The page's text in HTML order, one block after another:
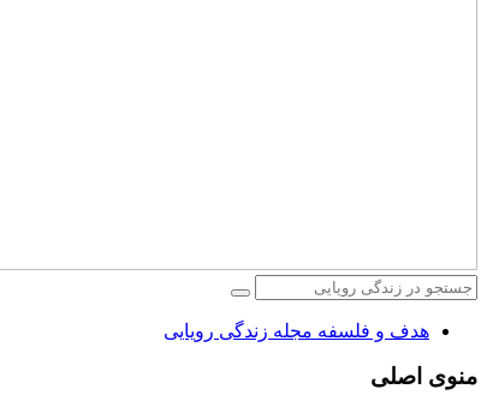
هدف و فلسفه مجله زندگی رویایی
منوی اصلی